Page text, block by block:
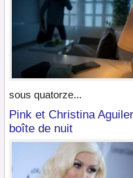
sous quatorze...
Pink et Christina
boîte de nuit